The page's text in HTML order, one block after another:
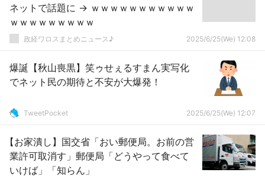
ネットで話題に → ｗｗｗｗｗｗｗｗｗｗｗ
ｗｗｗｗｗｗｗｗｗ
政経ワロスまとめニュース♪ 2025/6/25(We) 12:08
爆誕【秋山喪黒】笑ゥせぇるすまん実写化
でネット民の期待と不安が大爆発！
TweetPocket 2025/6/25(We) 12:07
【お家潰し】国交省「おい郵便局。お前の営
業許可取消す」郵便局「どうやって食べて
いけば」「知らん」